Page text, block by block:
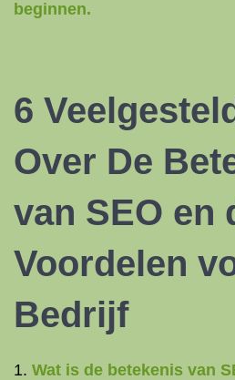
beginnen.
6
Over De
van SEO en
Voordelen
Bedrijf
Wat is de betekenis van